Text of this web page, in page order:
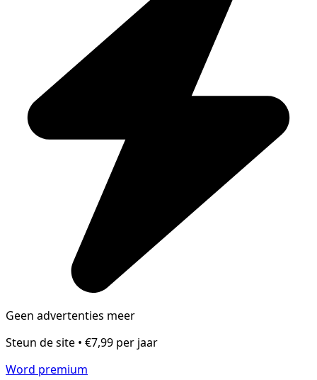
Geen advertenties meer
Steun de site • €7,99 per jaar
Word premium